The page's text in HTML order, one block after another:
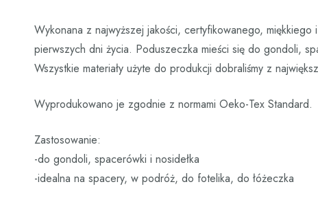
Wykonana z najwyższej jakości, certyfikowanego,
pierwszych dni życia. Poduszeczka mieści się do gondoli,
Wszystkie materiały użyte do produkcji dobraliśmy z
Wyprodukowano je zgodnie z normami Oeko-Tex Standard.
Zastosowanie:
-do gondoli, spacerówki i nosidełka
-idealna na spacery, w podróż, do fotelika, do łóżeczka